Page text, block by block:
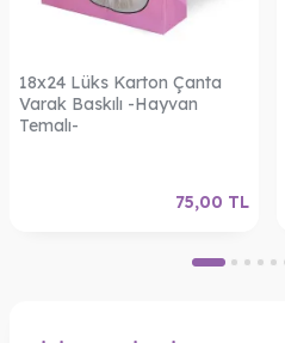
18x24 Lüks Karton Çanta
Varak Baskılı -Hayvan
Temalı-
75,00 TL